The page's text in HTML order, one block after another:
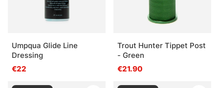
Umpqua Glide Line
Dressing
€22
Trout Hunter Tippet Post
- Green
€21.90